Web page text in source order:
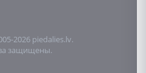
2026 piedalies.lv.
защищены.